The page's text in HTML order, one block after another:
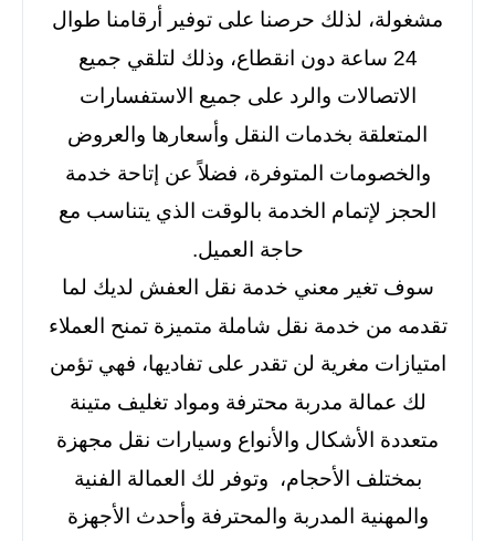
مشغولة، لذلك حرصنا على توفير أرقامنا طوال
24 ساعة دون انقطاع، وذلك لتلقي جميع
الاتصالات والرد على جميع الاستفسارات
المتعلقة بخدمات النقل وأسعارها والعروض
والخصومات المتوفرة، فضلاً عن إتاحة خدمة
الحجز لإتمام الخدمة بالوقت الذي يتناسب مع
حاجة العميل.
سوف تغير معني خدمة نقل العفش لديك لما
تقدمه من خدمة نقل شاملة متميزة تمنح العملاء
امتيازات مغرية لن تقدر على تفاديها، فهي تؤمن
لك عمالة مدربة محترفة ومواد تغليف متينة
متعددة الأشكال والأنواع وسيارات نقل مجهزة
بمختلف الأحجام، وتوفر لك العمالة الفنية
والمهنية المدربة والمحترفة وأحدث الأجهزة